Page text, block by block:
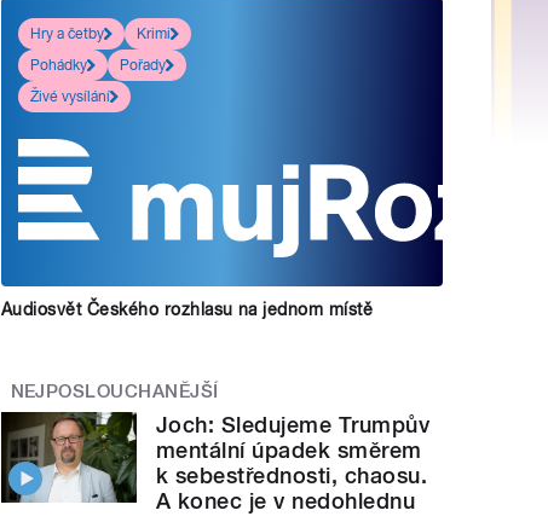
Hry a četby
Krimi
Pohádky
Pořady
Živé vysílání
Audiosvět Českého rozhlasu na jednom místě
NEJPOSLOUCHANĚJŠÍ
Joch: Sledujeme Trumpův
mentální úpadek směrem
k sebestřednosti, chaosu.
A konec je v nedohlednu